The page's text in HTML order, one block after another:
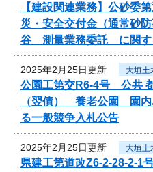
【建設関連業務】公砂委
災・安全交付金（通常砂
谷 測量業務委託 に関す
2025年2月25日更新 大垣土
公園工第交R6-4号 公共
（翌債） 養老公園 園内
る一般競争入札公告
2025年2月25日更新 大垣土
県建工第道改Z6-2-28-2-1